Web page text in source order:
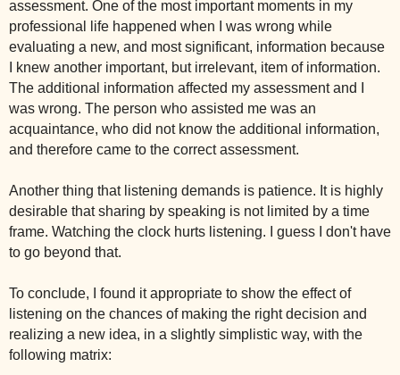
assessment. One of the most important moments in my
professional life happened when I was wrong while
evaluating a new, and most significant, information because
I knew another important, but irrelevant, item of information.
The additional information affected my assessment and I
was wrong. The person who assisted me was an
acquaintance, who did not know the additional information,
and therefore came to the correct assessment.
Another thing that listening demands is patience. It is highly
desirable that sharing by speaking is not limited by a time
frame. Watching the clock hurts listening. I guess I don't have
to go beyond that.
To conclude, I found it appropriate to show the effect of
listening on the chances of making the right decision and
realizing a new idea, in a slightly simplistic way, with the
following matrix: